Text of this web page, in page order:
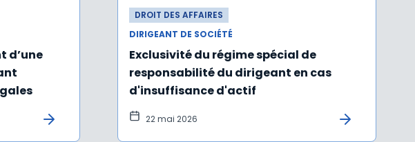
d’une
DROIT DES AFFAIRES
DIRIGEANT DE SOCIÉTÉ
Exclusivité du régime spécial de
responsabilité du dirigeant en cas
d'insuffisance d'actif
22 mai 2026